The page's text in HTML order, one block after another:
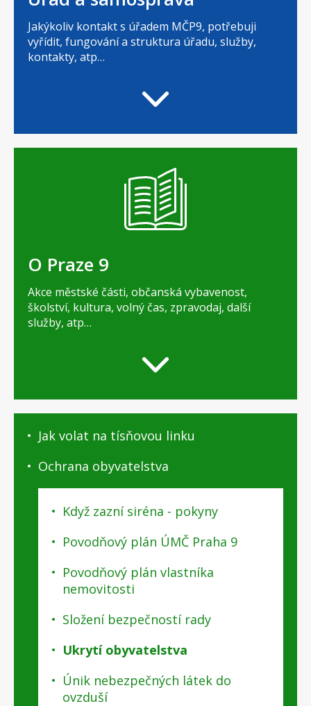
Jakýkoliv kontakt s úřadem MČP9, potřebuji
vyřídit, fungování a struktura úřadu, služby,
kontakty, atp…
O Praze 9
Akce městské části, občanská vybavenost,
školství, kultura, volný čas, zpravodaj, další
služby, atp…
Praze
podstránky
Jak volat na tísňovou linku
Ochrana obyvatelstva
Když zazní siréna - pokyny
Povodňový plán ÚMČ Praha 9
Povodňový plán vlastníka
nemovitosti
Složení bezpečností rady
Ukrytí obyvatelstva
Únik nebezpečných látek do
ovzduší